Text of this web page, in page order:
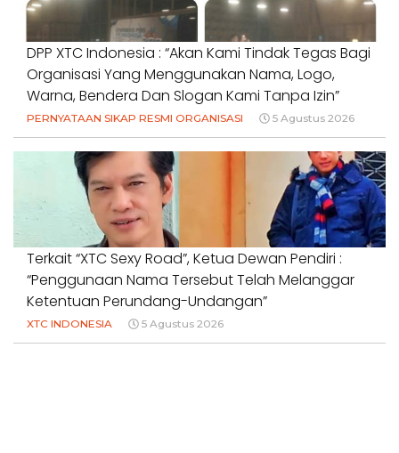
DPP XTC Indonesia : “Akan Kami Tindak Tegas Bagi
Organisasi Yang Menggunakan Nama, Logo,
Warna, Bendera Dan Slogan Kami Tanpa Izin”
PERNYATAAN SIKAP RESMI ORGANISASI 5 Agustus 2026
Terkait “XTC Sexy Road”, Ketua Dewan Pendiri :
“Penggunaan Nama Tersebut Telah Melanggar
Ketentuan Perundang-Undangan”
XTC INDONESIA 5 Agustus 2026